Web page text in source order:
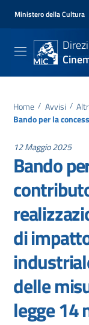
Ministero della Cultura
Home / Avvisi /
12 Maggio 2025
Bando
di
delle
legge 14